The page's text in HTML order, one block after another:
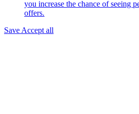
you increase the chance of seeing
offers.
Save Accept all